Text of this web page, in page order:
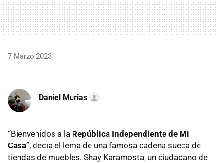
7 Marzo 2023
Daniel Murias
“Bienvenidos a la República Independiente de Mi
Casa”, decía el lema de una famosa cadena sueca de
tiendas de muebles. Shay Karamosta, un ciudadano de